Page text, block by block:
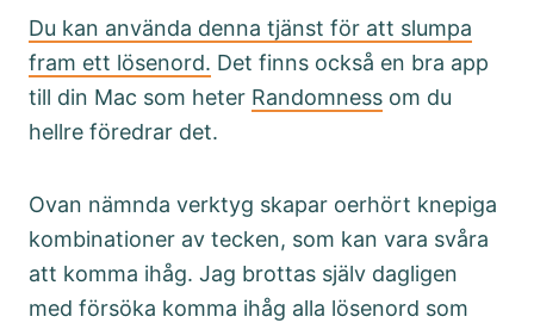
Du kan använda denna tjänst för att slumpa
fram ett lösenord. Det finns också en bra app
till din Mac som heter Randomness om du
hellre föredrar det.
Ovan nämnda verktyg skapar oerhört knepiga
kombinationer av tecken, som kan vara svåra
att komma ihåg. Jag brottas själv dagligen
med försöka komma ihåg alla lösenord som